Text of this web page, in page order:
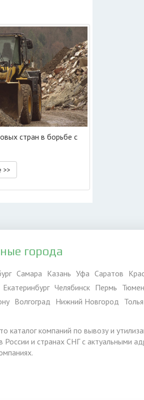
стран в борьбе с
>>
города
Самара Казань Уфа Саратов
Екатеринбург Челябинск Пермь
Волгоград Нижний Новгород
каталог компаний по вывозу и
России и странах СНГ с актуальными